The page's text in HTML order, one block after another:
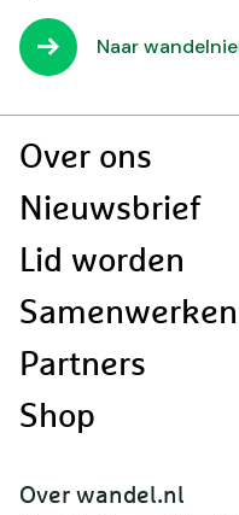
Naar
Doormat
Over ons
Nieuwsbrief
Lid worden
Samenwerken
Partners
Shop
Over wandel.nl